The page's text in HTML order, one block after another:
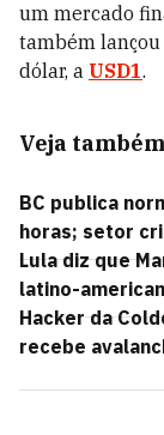
um mercado
também
dólar, a USD1.
Veja também
BC publica
horas; setor
Lula diz que
latino-
Hacker da
recebe